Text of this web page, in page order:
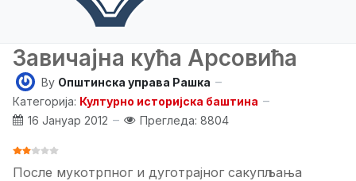
Завичајна кућа Арсовића
By Општинска управа Рашка
Категорија: Културно историјска баштина
16 Јануар 2012
Прегледа: 8804
ОЦЕНА КОРИСНИКА:
После мукотрпног и дуготрајног сакупљања